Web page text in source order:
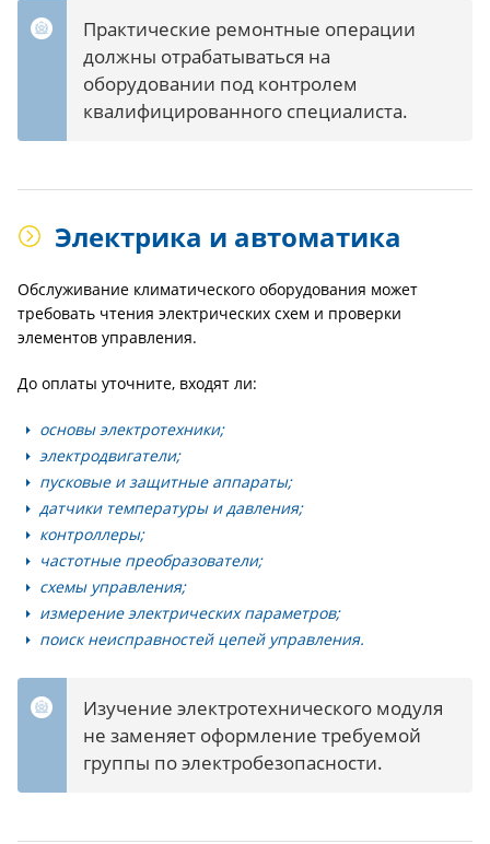
Практические ремонтные операции
должны отрабатываться на
оборудовании под контролем
квалифицированного специалиста.
Электрика и автоматика
Обслуживание климатического оборудования может
требовать чтения электрических схем и проверки
элементов управления.
До оплаты уточните, входят ли:
основы электротехники;
электродвигатели;
пусковые и защитные аппараты;
датчики температуры и давления;
контроллеры;
частотные преобразователи;
схемы управления;
измерение электрических параметров;
поиск неисправностей цепей управления.
Изучение электротехнического модуля
не заменяет оформление требуемой
группы по электробезопасности.